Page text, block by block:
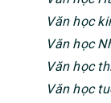
Văn học
Văn học
Văn học
Văn học